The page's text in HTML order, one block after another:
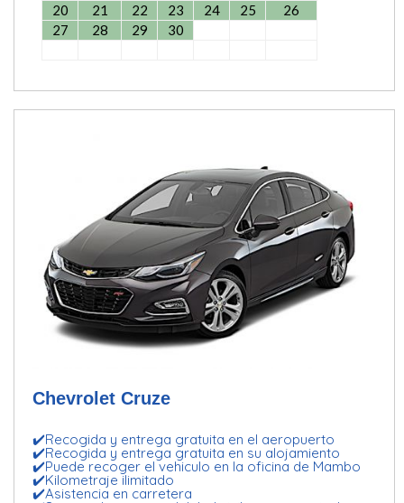
20
21 22 23 24 25
26
27
28 29 30
Chevrolet Cruze
✔️Recogida y entrega gratuita en el aeropuerto
✔️Recogida y entrega gratuita en su alojamiento
✔️Puede recoger el vehiculo en la oficina de Mambo
✔️Kilometraje ilimitado
✔️Asistencia en carretera